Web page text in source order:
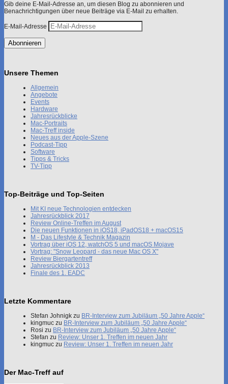
Gib deine E-Mail-Adresse an, um diesen Blog zu abonnieren und
Benachrichtigungen über neue Beiträge via E-Mail zu erhalten.
E-Mail-Adresse
Abonnieren
Unsere Themen
Allgemein
Angebote
Events
Hardware
Jahresrückblicke
Mac-Portraits
Mac-Treff inside
Neues aus der Apple-Szene
Podcast-Tipp
Software
Tipps & Tricks
TV-Tipp
Top-Beiträge und Top-Seiten
Mit KI neue Technologien entdecken
Jahresrückblick 2017
Review Online-Treffen im August
Die neuen Funktionen in iOS18, iPadOS18 + macOS15
M - Das Lifestyle & Technik Magazin
Vortrag über iOS 12, watchOS 5 und macOS Mojave
Vortrag: "Snow Leopard - das neue Mac OS X"
Review Biergartentreff
Jahresrückblick 2013
Finale des 1. EADC
Letzte Kommentare
Stefan Johnigk zu BR-Interview zum Jubiläum „50 Jahre Apple“
kingmuc zu BR-Interview zum Jubiläum „50 Jahre Apple“
Rosi zu BR-Interview zum Jubiläum „50 Jahre Apple“
Stefan zu Review: Unser 1. Treffen im neuen Jahr
kingmuc zu Review: Unser 1. Treffen im neuen Jahr
Der Mac-Treff auf